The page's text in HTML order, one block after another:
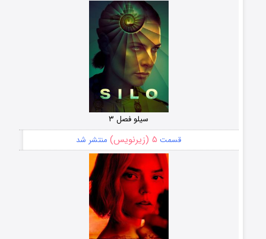
سیلو فصل ۳
قسمت ۵ (زیرنویس) منتشر شد